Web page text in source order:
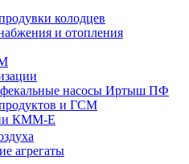
колодцев
и отопления
насосы Иртыш ПФ
и ГСМ
КММ-Е
агрегаты